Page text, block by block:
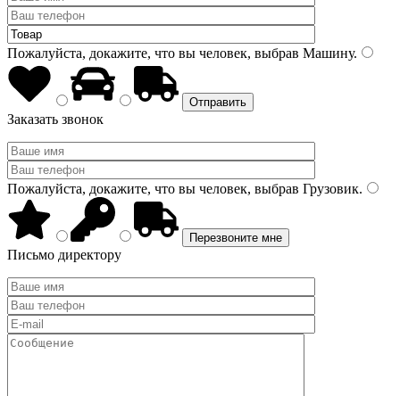
Пожалуйста, докажите, что вы человек, выбрав Машину.
Заказать звонок
Пожалуйста, докажите, что вы человек, выбрав Грузовик.
Письмо директору